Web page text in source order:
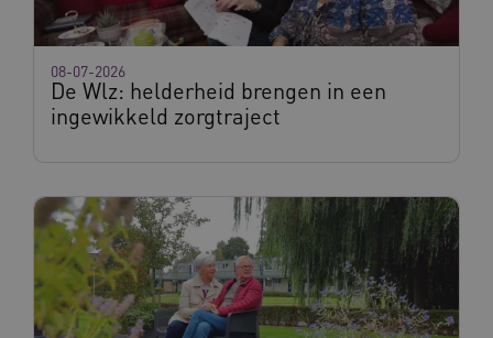
De Wlz: helderheid brengen in een
ingewikkeld zorgtraject
08-07-2026
VISITOR_PRIVACY_METADATA
ARRAffinitySameSite
Microsoft Corporation